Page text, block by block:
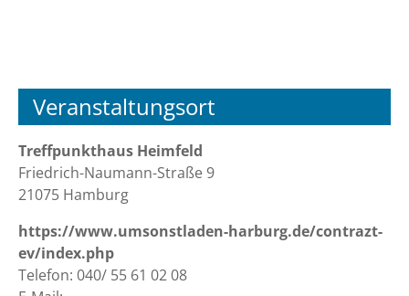
Veranstaltungsort
Treffpunkthaus Heimfeld
Friedrich-Naumann-Straße 9
21075 Hamburg
https://www.umsonstladen-harburg.de/contrazt-
ev/index.php
Telefon: 040/ 55 61 02 08